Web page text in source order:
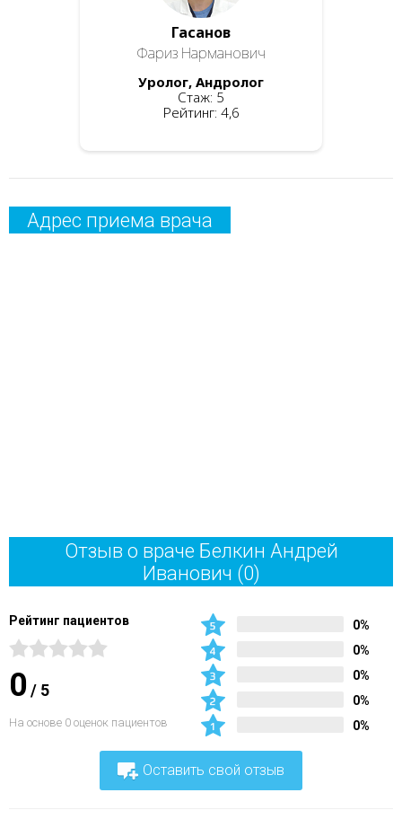
Гасанов
Фариз Нарманович
Уролог, Андролог
Стаж: 5
Рейтинг: 4,6
Адрес приема врача
Отзыв о враче Белкин Андрей
Иванович (0)
Рейтинг пациентов
0 / 5
На основе 0 оценок пациентов
0%
0%
0%
0%
0%
Оставить свой отзыв